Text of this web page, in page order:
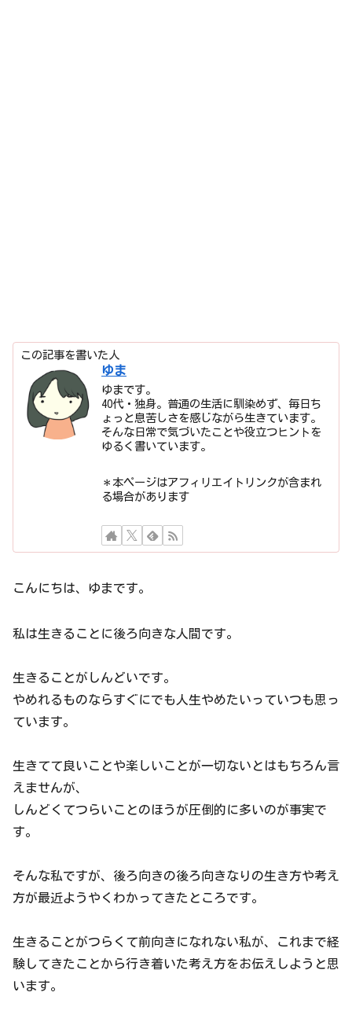
この記事を書いた人
ゆま
ゆまです。
40代・独身。普通の生活に馴染めず、毎日ち
ょっと息苦しさを感じながら生きています。
そんな日常で気づいたことや役立つヒントを
ゆるく書いています。
＊本ページはアフィリエイトリンクが含まれ
る場合があります
こんにちは、ゆまです。
私は生きることに後ろ向きな人間です。
生きることがしんどいです。
やめれるものならすぐにでも人生やめたいっていつも思っ
ています。
生きてて良いことや楽しいことが一切ないとはもちろん言
えませんが、
しんどくてつらいことのほうが圧倒的に多いのが事実で
す。
そんな私ですが、後ろ向きの後ろ向きなりの生き方や考え
方が最近ようやくわかってきたところです。
生きることがつらくて前向きになれない私が、これまで経
験してきたことから行き着いた考え方をお伝えしようと思
います。